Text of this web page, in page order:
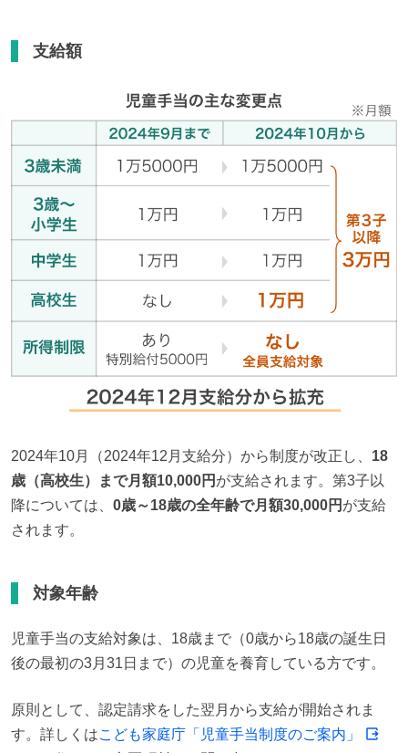
支給額
2024年10月（2024年12月支給分）から制度が改正し、 18
歳（高校生）まで月額10,000円 が支給されます。第3子以
降については、 0歳～18歳の全年齢で月額30,000円 が支給
されます。
対象年齢
児童手当の支給対象は、18歳まで（0歳から18歳の誕生日
後の最初の3月31日まで）の児童を養育している方です。
原則として、認定請求をした翌月から支給が開始されま
す。詳しくはこども家庭庁「児童手当制度のご案内」